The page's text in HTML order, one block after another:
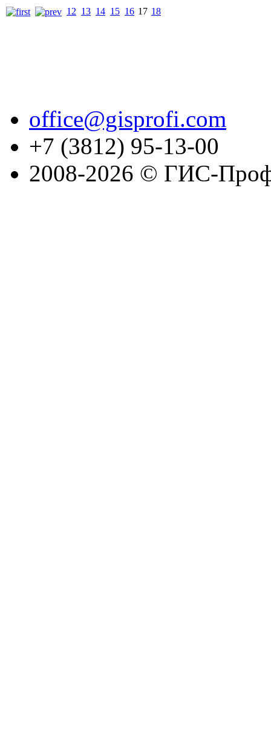
12 13 14 15 16 17 18
office@gisprofi.com
+7 (3812) 95-13-00
2008-2026 © ГИС-